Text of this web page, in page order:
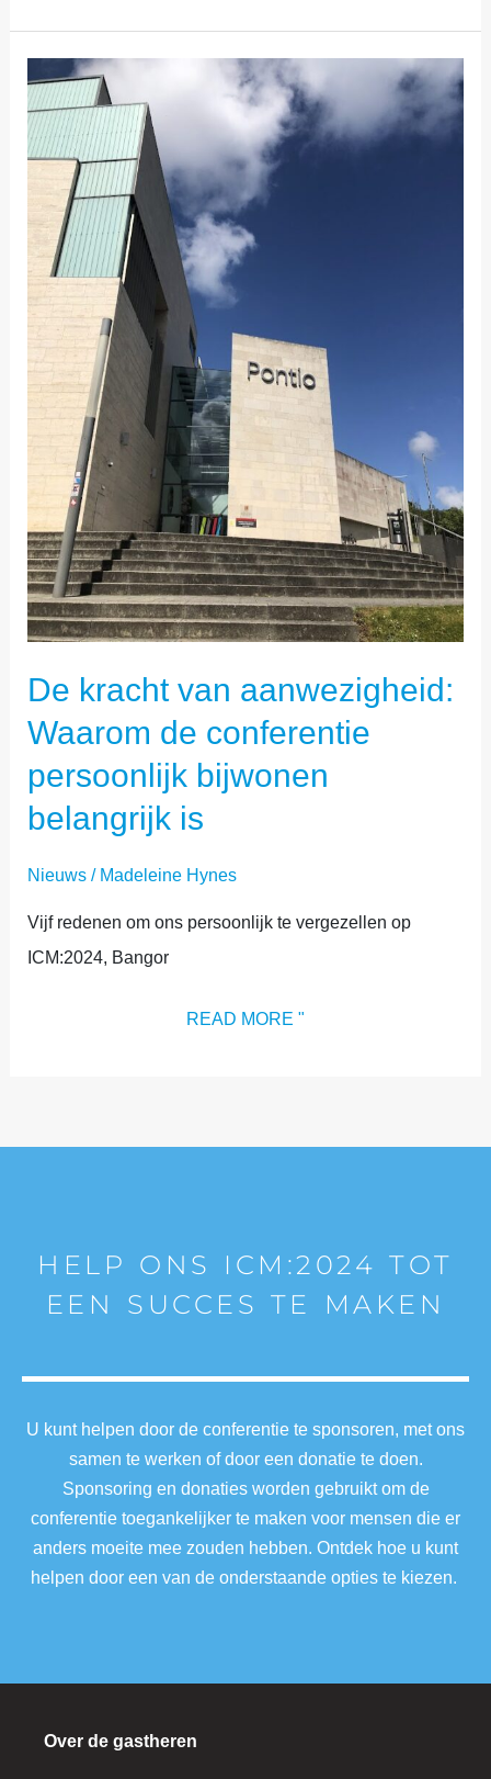
De kracht van aanwezigheid:
Waarom de conferentie
persoonlijk bijwonen
belangrijk is
Nieuws/ Madeleine Hynes
Vijf redenen om ons persoonlijk te vergezellen op
ICM:2024, Bangor
KRACHT
AANWEZIGHEID:
WAAROM
DE
CONFERENTIE
PERSOONLIJK
BIJWONEN
BELANGRIJK
IS
READ MORE "
HELP ONS ICM:2024 TOT
EEN SUCCES TE MAKEN
U kunt helpen door de conferentie te sponsoren, met ons
samen te werken of door een donatie te doen.
Sponsoring en donaties worden gebruikt om de
conferentie toegankelijker te maken voor mensen die er
anders moeite mee zouden hebben. Ontdek hoe u kunt
helpen door een van de onderstaande opties te kiezen.
Over de gastheren